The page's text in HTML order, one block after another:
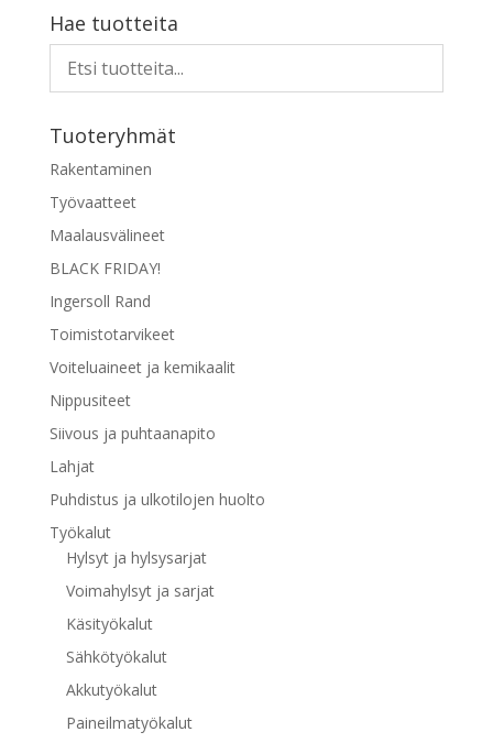
Hae tuotteita
Tuoteryhmät
Rakentaminen
Työvaatteet
Maalausvälineet
BLACK FRIDAY!
Ingersoll Rand
Toimistotarvikeet
Voiteluaineet ja kemikaalit
Nippusiteet
Siivous ja puhtaanapito
Lahjat
Puhdistus ja ulkotilojen huolto
Työkalut
Hylsyt ja hylsysarjat
Voimahylsyt ja sarjat
Käsityökalut
Sähkötyökalut
Akkutyökalut
Paineilmatyökalut